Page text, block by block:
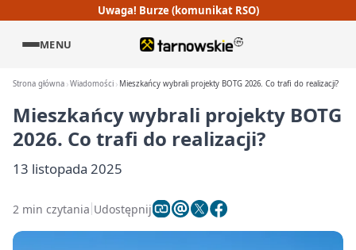
Uwaga! Burze (komunikat RSO)
MENU
Strona główna Wiadomości Mieszkańcy wybrali projekty BOTG 2026. Co trafi do realizacji?
Mieszkańcy wybrali projekty BOTG
2026. Co trafi do realizacji?
13 listopada 2025
2 min czytania Udostępnij